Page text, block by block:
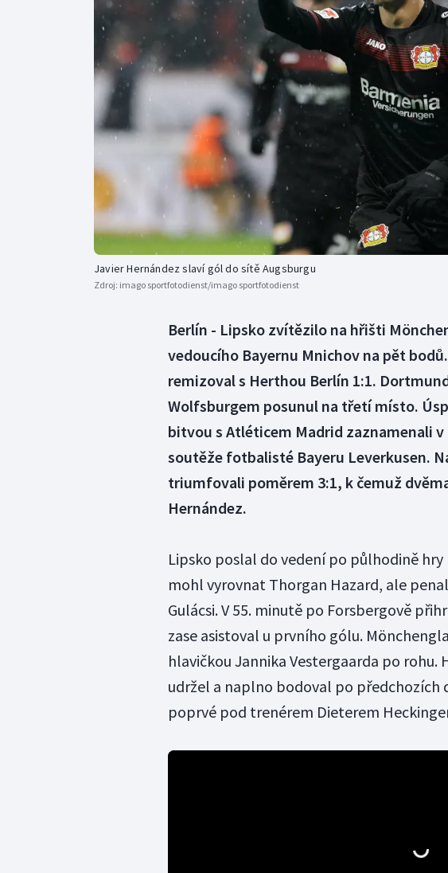
Curling
Dostihy
Florbal
Futsal
Golf
Gymnastika
Javier Hernández slaví gól do sítě Augsburgu
Zdroj: imago sportfotodienst/imago sportfotodienst
Berlín - Lipsko zvítězilo na hřišti
vedoucího Bayernu Mnichov na pět
remizoval s Herthou Berlín 1:1.
Wolfsburgem posunul na třetí místo.
bitvou s Atléticem Madrid zaznamenali v
soutěže fotbalisté Bayeru Leverkusen.
triumfovali poměrem 3:1, k čemuž
Hernández.
Lipsko poslal do vedení po půlhodině
mohl vyrovnat Thorgan Hazard, ale
Gulácsi. V 55. minutě po Forsbergově
zase asistoval u prvního gólu.
hlavičkou Jannika Vestergaarda po rohu.
udržel a naplno bodoval po předchozích
poprvé pod trenérem Dieterem